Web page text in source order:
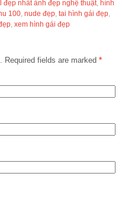
đẹp nhất ảnh đẹp nghệ thuật, hình
100, nude đẹp, tai hình gái đẹp,
, xem hình gái đẹp
Required fields are marked *